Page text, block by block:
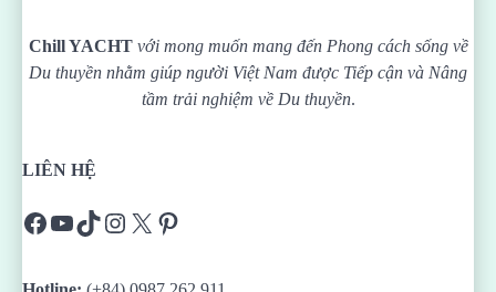
Chill YACHTvới mong muốn mang đến Phong cách sống về
Du thuyền nhằm giúp người Việt Nam được Tiếp cận và Nâng
tầm trải nghiệm về Du thuyền.
LIÊN HỆ
Facebook
YouTube
TikTok
Instagram
X Pinterest